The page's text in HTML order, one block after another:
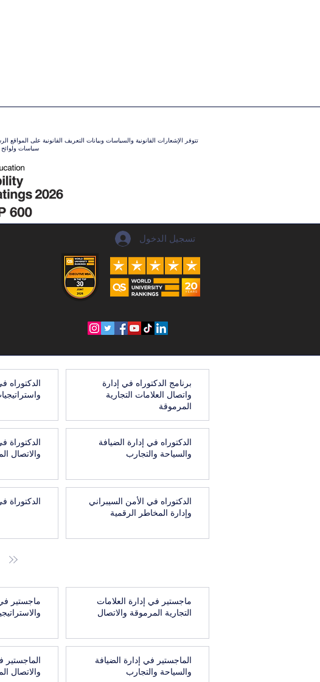
تتوفر الإشعارات القانونية والسياسات وبيانات التعريف القانونية على
سياسات
تسجيل الدخول
برنامج الدكتوراه في إدارة
واتصال العلامات التجارية
المرموقة
الدكتوراه
الدكتوراه في إدارة الضيافة
والسياحة والتجارب
الدكتوراة
والاتصال
الدكتوراه في الأمن السيبراني
وإدارة المخاطر الرقمية
الدكتوراة
ماجستير في إدارة العلامات
التجارية المرموقة والاتصال
ماجستير
الماجستير في إدارة الضيافة
والسياحة والتجارب
الماجستير
والاتصال